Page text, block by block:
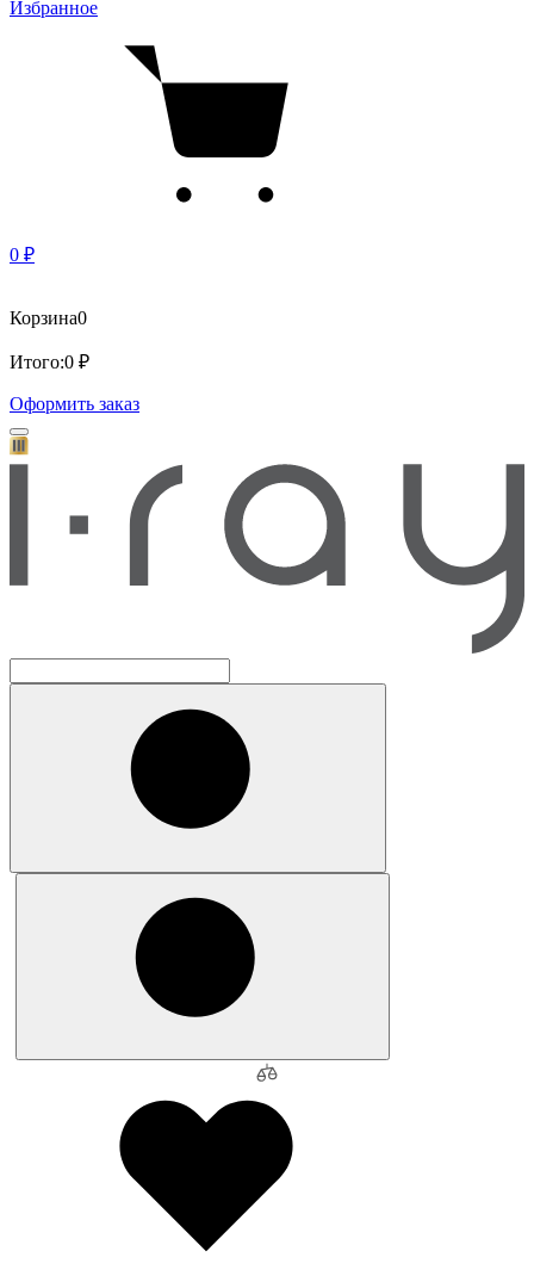
Избранное
0 ₽
Корзина0
Итого:0 ₽
Оформить заказ